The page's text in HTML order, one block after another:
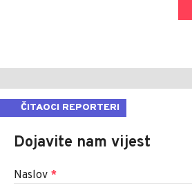
ČITAOCI REPORTERI
Dojavite nam vijest
Naslov *